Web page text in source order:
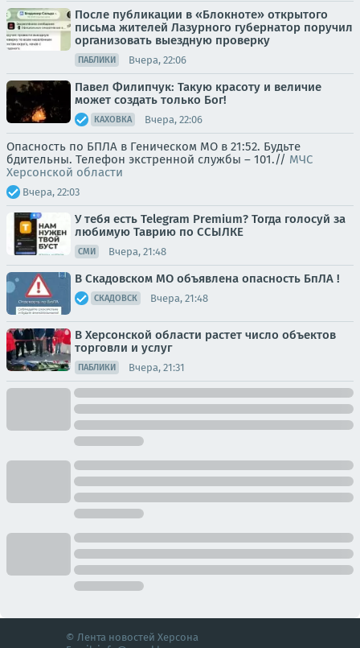
После публикации в «Блокноте» открытого
письма жителей Лазурного губернатор поручил
организовать выездную проверку
ПАБЛИКИ Вчера, 22:06
Павел Филипчук: Такую красоту и величие
может создать только Бог!
КАХОВКА Вчера, 22:06
Опасность по БПЛА в Геническом МО в 21:52. Будьте
бдительны. Телефон экстренной службы – 101.// МЧС
Херсонской области
Вчера, 22:03
У тебя есть Telegram Premium? Тогда голосуй за
любимую Таврию по ССЫЛКЕ
СМИ Вчера, 21:48
В Скадовском МО объявлена опасность БпЛА !
СКАДОВСК Вчера, 21:48
В Херсонской области растет число объектов
торговли и услуг
ПАБЛИКИ Вчера, 21:31
© Лента новостей Херсона